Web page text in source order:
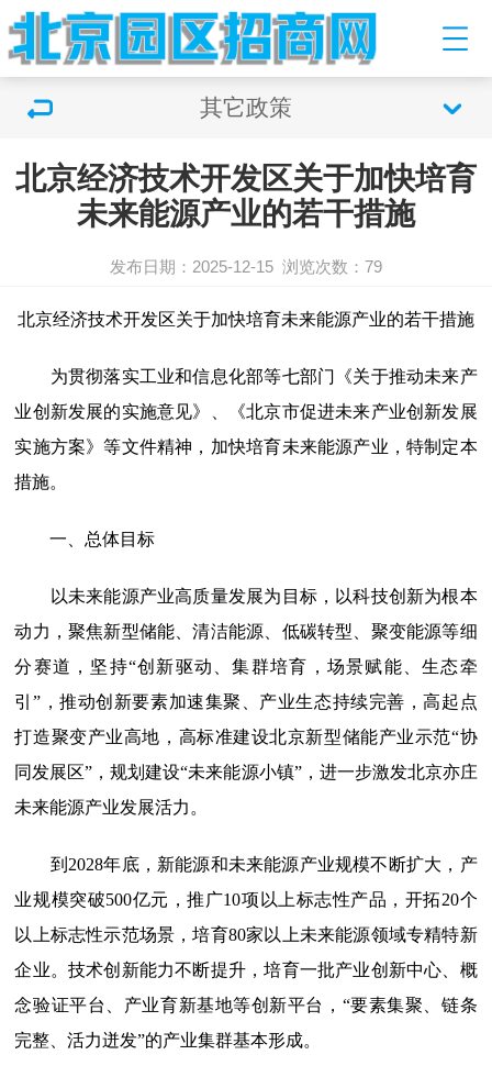
其它政策
北京经济技术开发区关于加快培育
未来能源产业的若干措施
发布日期：2025-12-15 浏览次数：79
北京经济技术开发区关于加快培育未来能源产业的若干措施
为贯彻落实工业和信息化部等七部门《关于推动未来产
业创新发展的实施意见》、《北京市促进未来产业创新发展
实施方案》等文件精神，加快培育未来能源产业，特制定本
措施。
一、总体目标
以未来能源产业高质量发展为目标，以科技创新为根本
动力，聚焦新型储能、清洁能源、低碳转型、聚变能源等细
分赛道，坚持“创新驱动、集群培育，场景赋能、生态牵
引”，推动创新要素加速集聚、产业生态持续完善，高起点
打造聚变产业高地，高标准建设北京新型储能产业示范“协
同发展区”，规划建设“未来能源小镇”，进一步激发北京亦庄
未来能源产业发展活力。
到2028年底，新能源和未来能源产业规模不断扩大，产
业规模突破500亿元，推广10项以上标志性产品，开拓20个
以上标志性示范场景，培育80家以上未来能源领域专精特新
企业。技术创新能力不断提升，培育一批产业创新中心、概
念验证平台、产业育新基地等创新平台，“要素集聚、链条
完整、活力迸发”的产业集群基本形成。